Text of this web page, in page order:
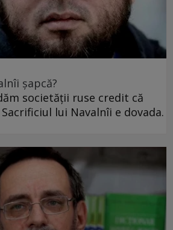
șapcă?
societății ruse credit că
lui Navalnîi e dovada.